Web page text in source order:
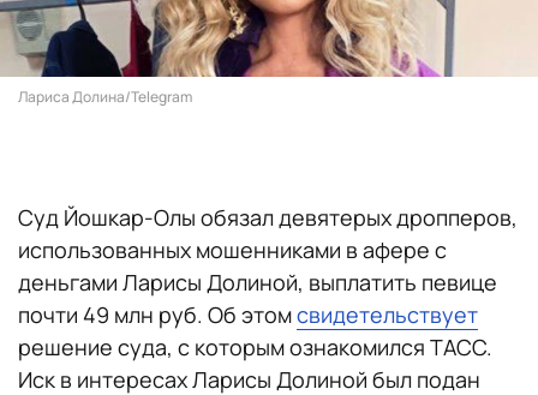
Лариса Долина/Telegram
Суд Йошкар-Олы обязал девятерых дропперов,
использованных мошенниками в афере с
деньгами Ларисы Долиной, выплатить певице
почти 49 млн руб. Об этомсвидетельствует
решение суда, с которым ознакомился ТАСС.
Иск в интересах Ларисы Долиной был подан